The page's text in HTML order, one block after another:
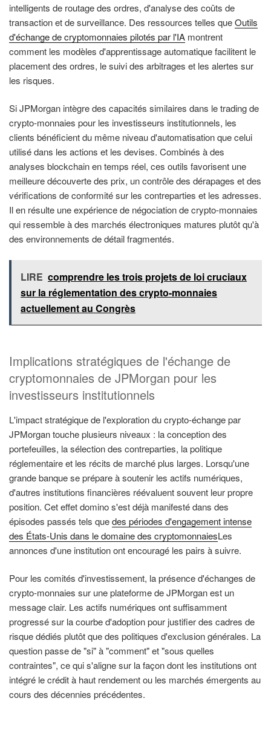
intelligents de routage des ordres, d'analyse des coûts de
transaction et de surveillance. Des ressources telles queOutils
d'échange de cryptomonnaies pilotés par l'IA montrent
comment les modèles d'apprentissage automatique facilitent le
placement des ordres, le suivi des arbitrages et les alertes sur
les risques.
Si JPMorgan intègre des capacités similaires dans le trading de
crypto-monnaies pour les investisseurs institutionnels, les
clients bénéficient du même niveau d'automatisation que celui
utilisé dans les actions et les devises. Combinés à des
analyses blockchain en temps réel, ces outils favorisent une
meilleure découverte des prix, un contrôle des dérapages et des
vérifications de conformité sur les contreparties et les adresses.
Il en résulte une expérience de négociation de crypto-monnaies
qui ressemble à des marchés électroniques matures plutôt qu'à
des environnements de détail fragmentés.
LIRE comprendre les trois projets de loi cruciaux
sur la réglementation des crypto-monnaies
actuellement au Congrès
Implications stratégiques de l'échange de
cryptomonnaies de JPMorgan pour les
investisseurs institutionnels
L'impact stratégique de l'exploration du crypto-échange par
JPMorgan touche plusieurs niveaux : la conception des
portefeuilles, la sélection des contreparties, la politique
réglementaire et les récits de marché plus larges. Lorsqu'une
grande banque se prépare à soutenir les actifs numériques,
d'autres institutions financières réévaluent souvent leur propre
position. Cet effet domino s'est déjà manifesté dans des
épisodes passés tels quedes périodes d'engagement intense
des États-Unis dans le domaine des cryptomonnaiesLes
annonces d'une institution ont encouragé les pairs à suivre.
Pour les comités d'investissement, la présence d'échanges de
crypto-monnaies sur une plateforme de JPMorgan est un
message clair. Les actifs numériques ont suffisamment
progressé sur la courbe d'adoption pour justifier des cadres de
risque dédiés plutôt que des politiques d'exclusion générales. La
question passe de "si" à "comment" et "sous quelles
contraintes", ce qui s'aligne sur la façon dont les institutions ont
intégré le crédit à haut rendement ou les marchés émergents au
cours des décennies précédentes.